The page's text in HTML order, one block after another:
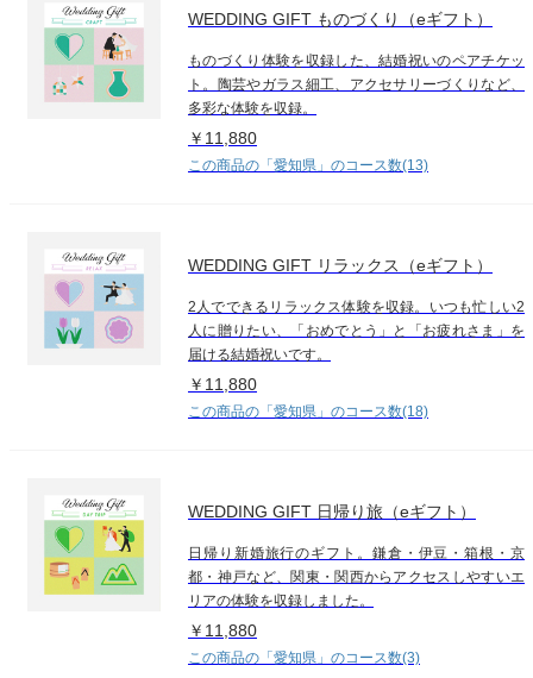
WEDDING GIFT ものづくり（eギフト）
ものづくり体験を収録した、結婚祝いのペアチケッ
ト。陶芸やガラス細工、アクセサリーづくりなど、
多彩な体験を収録。
￥11,880
この商品の「愛知県」のコース数(13)
WEDDING GIFT リラックス（eギフト）
2人でできるリラックス体験を収録。いつも忙しい2
人に贈りたい、「おめでとう」と「お疲れさま」を
届ける結婚祝いです。
￥11,880
この商品の「愛知県」のコース数(18)
WEDDING GIFT 日帰り旅（eギフト）
日帰り新婚旅行のギフト。鎌倉・伊豆・箱根・京
都・神戸など、関東・関西からアクセスしやすいエ
リアの体験を収録しました。
￥11,880
この商品の「愛知県」のコース数(3)